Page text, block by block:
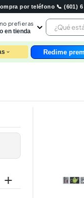
por teléfono 📞 (601)
prefieras
en tienda
¿Qué
Redime